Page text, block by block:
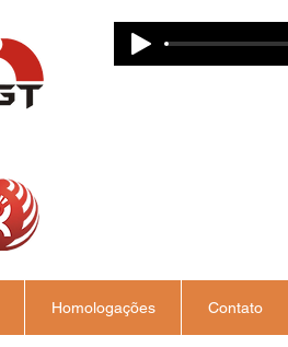
Homologações Contato